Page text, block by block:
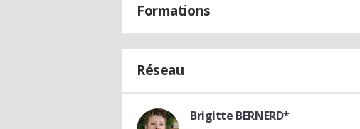
Formations
Réseau
Brigitte BERNERD*